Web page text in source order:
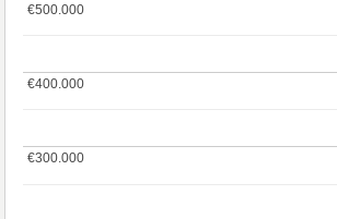
€300.000
€300.000
€400.000
€400.000
€500.000
€500.000